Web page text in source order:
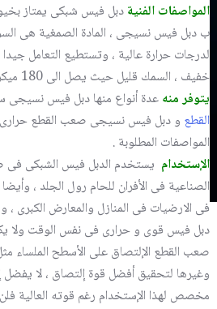
المواصفات الفنيةدبل فيس شبكى يمتاز
ب دبل فيس نسيجى ، المادة الصمغية هى
لدرجات حرارة عالية ، وتستطيع التعامل
خفيف ، السمك قليل حيث يصل الى 180 ميكرون فقط .
يتوفرمنهعدة أنواع منها دبل فيس
القطع و دبل فيس نسيجى صعب القطع
المواصفات المطلوبة .
الإستخدام يستخدم الدبل فيس الشبكى فى
الصناعية فى الأفران للحام رول الجلد ،
فى الارضيات فى المنازل والمعارض
دبل فيس قوى و حرارى فى نفس الوقت ولا
صعب القطع الإلتصاق على الأسطح الملساء
وغيرها لتحقيق أفضل قوة إلتصاق ، لا
مخصص لهذا الإستخدام رغم قوته العالية